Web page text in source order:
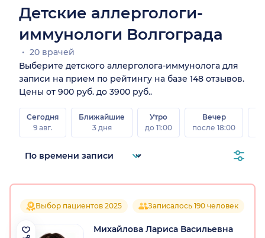
Детские аллергологи-
иммунологи Волгограда
20 врачей
Выберите детского аллерголога-иммунолога для
записи на прием по рейтингу на базе 148 отзывов.
Цены от 900 руб. до 3900 руб..
Сегодня
9 авг.
Ближайшие
3 дня
Утро
до 11:00
Вечер
после 18:00
Выбор пациентов 2025 Записалось 190 человек
Михайлова Лариса Васильевна